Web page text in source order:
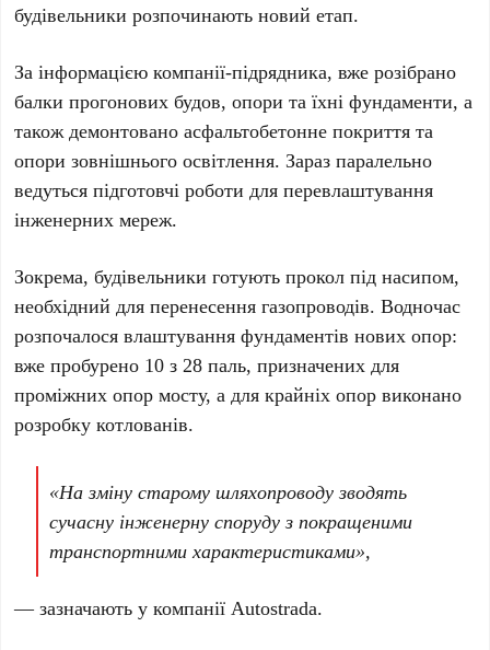
будівельники розпочинають новий етап.
За інформацією компанії-підрядника, вже розібрано
балки прогонових будов, опори та їхні фундаменти, а
також демонтовано асфальтобетонне покриття та
опори зовнішнього освітлення. Зараз паралельно
ведуться підготовчі роботи для перевлаштування
інженерних мереж.
Зокрема, будівельники готують прокол під насипом,
необхідний для перенесення газопроводів. Водночас
розпочалося влаштування фундаментів нових опор:
вже пробурено 10 з28 паль, призначених для
проміжних опор мосту, а для крайніх опор виконано
розробку котлованів.
«На зміну старому шляхопроводу зводять
сучасну інженерну споруду з покращеними
транспортними характеристиками»,
— зазначають у компаніїAutostrada.